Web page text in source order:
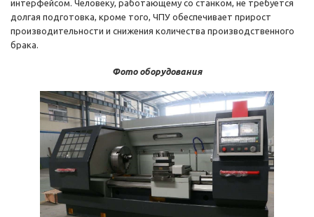
интерфейсом. Человеку, работающему со станком, не требуется
долгая подготовка, кроме того, ЧПУ обеспечивает прирост
производительности и снижения количества производственного
брака.
Фото оборудования